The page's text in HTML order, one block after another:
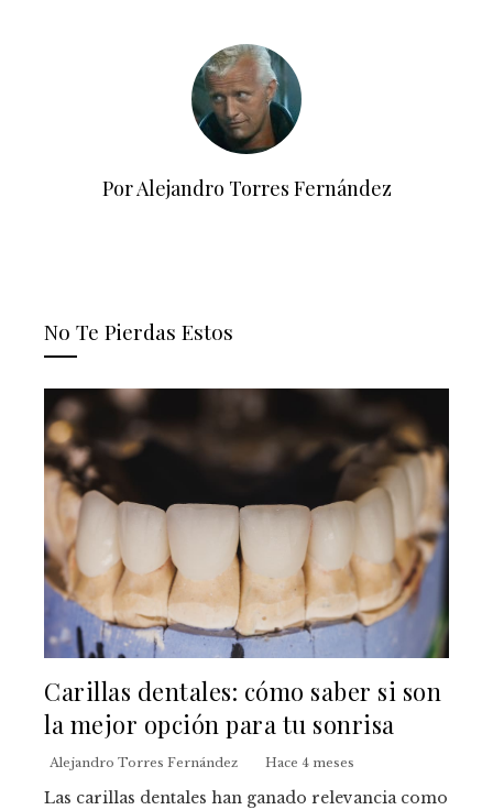
Por Alejandro Torres Fernández
No Te Pierdas Estos
Carillas dentales: cómo saber si son
la mejor opción para tu sonrisa
Alejandro Torres Fernández Hace 4 meses
Las carillas dentales han ganado relevancia como